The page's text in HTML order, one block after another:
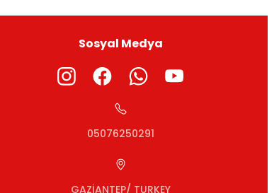
Sosyal Medya
05076250291
GAZİANTEP/ TURKEY